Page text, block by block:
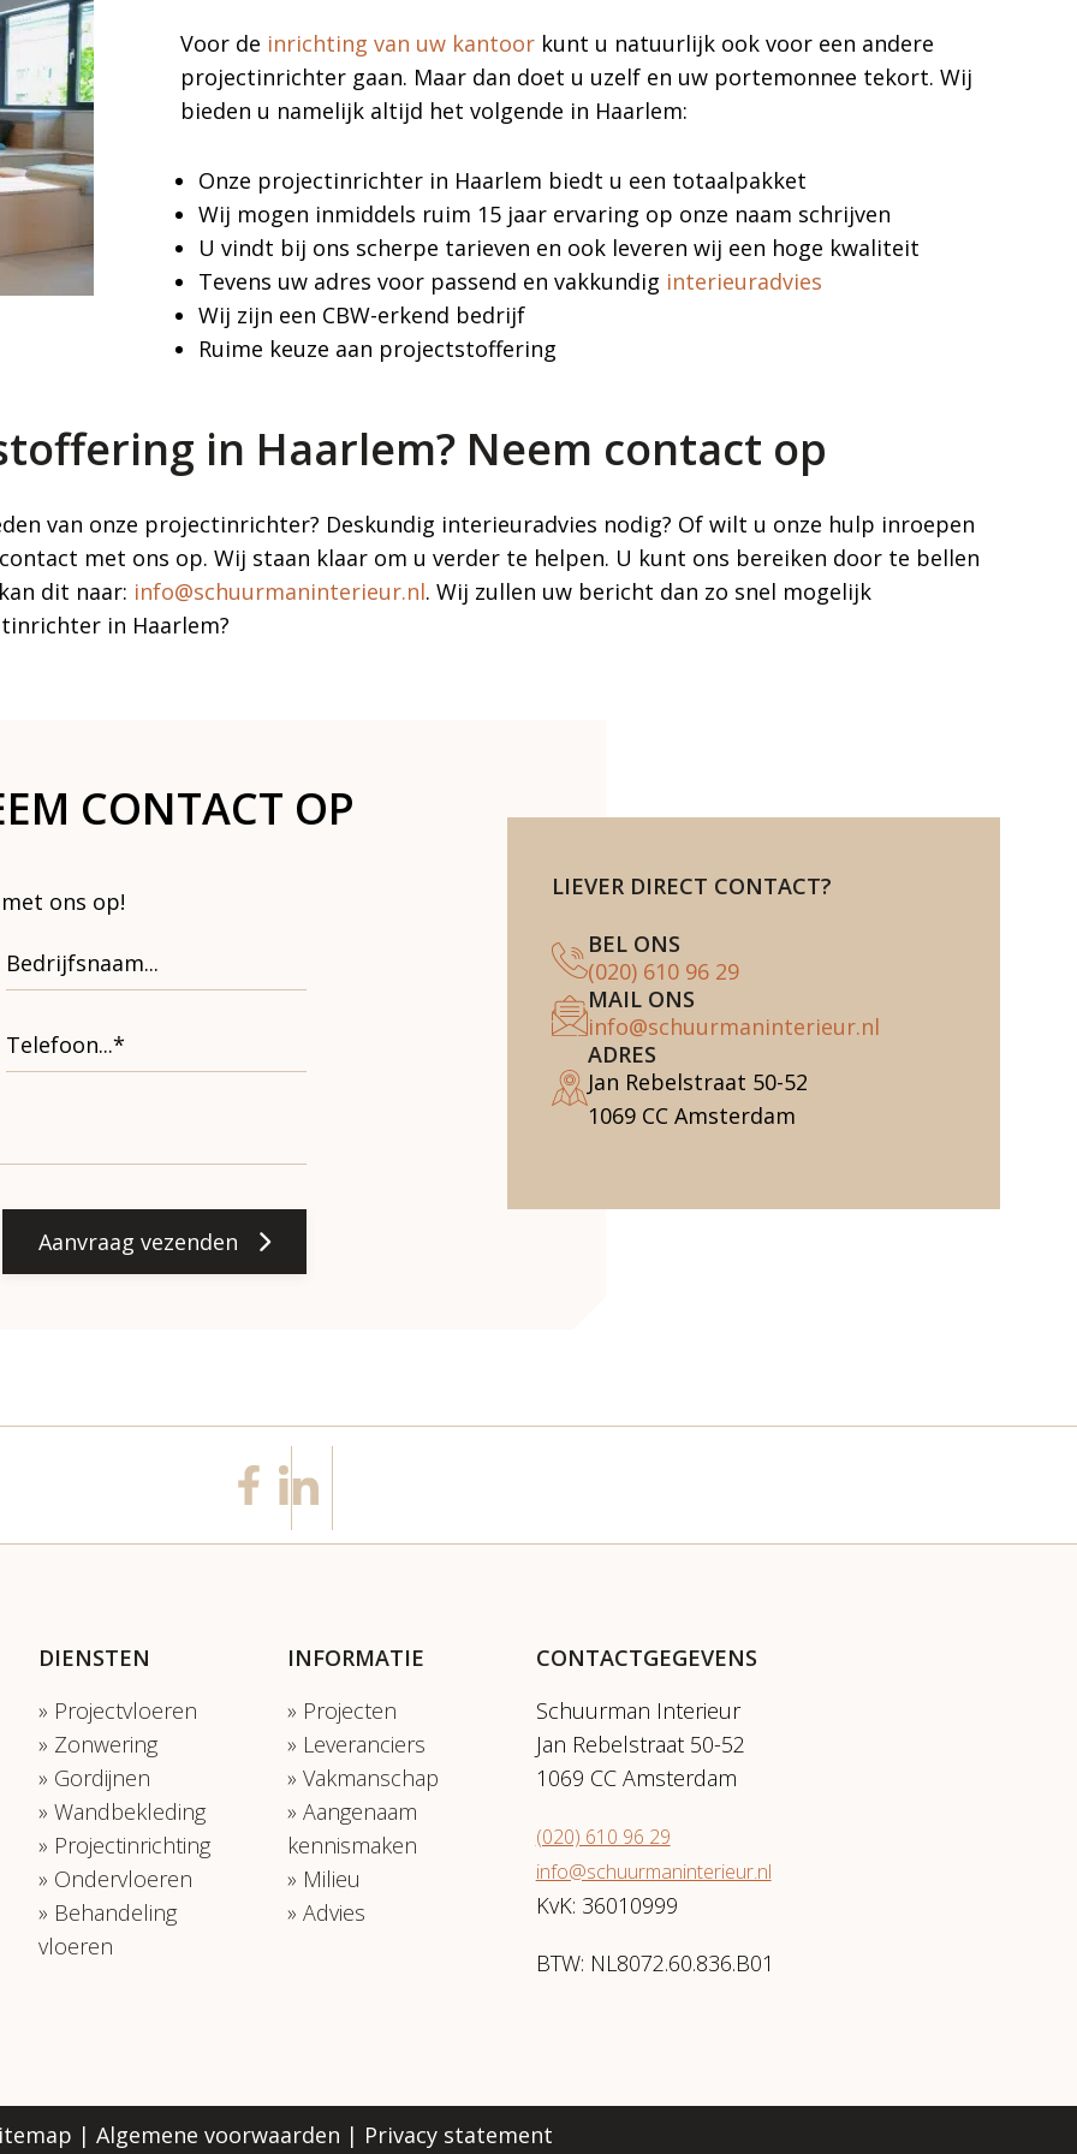
Voor de inrichting van uw kantoor kunt u natuurlijk ook voor een andere
projectinrichter gaan. Maar dan doet u uzelf en uw portemonnee tekort. Wij
bieden u namelijk altijd het volgende in Haarlem:
Onze projectinrichter in Haarlem biedt u een totaalpakket
Wij mogen inmiddels ruim 15 jaar ervaring op onze naam schrijven
U vindt bij ons scherpe tarieven en ook leveren wij een hoge kwaliteit
Tevens uw adres voor passend en vakkundig interieuradvies
Wij zijn een CBW-erkend bedrijf
Ruime keuze aan projectstoffering
in Haarlem? Neem contact op
van onze projectinrichter? Deskundig interieuradvies nodig? Of wilt u onze hulp inroepen
met ons op. Wij staan klaar om u verder te helpen. U kunt ons bereiken door te bellen
dit naar: info@schuurmaninterieur.nl. Wij zullen uw bericht dan zo snel mogelijk
in Haarlem?
CONTACT OP
ons op!
Aanvraag vezenden
LIEVER DIRECT CONTACT?
BEL ONS
(020) 610 96 29
MAIL ONS
info@schuurmaninterieur.nl
ADRES
Jan Rebelstraat 50-52
1069 CC Amsterdam
DIENSTEN
Projectvloeren
Zonwering
Gordijnen
Wandbekleding
Projectinrichting
Ondervloeren
Behandeling
vloeren
INFORMATIE
Projecten
Leveranciers
Vakmanschap
Aangenaam
kennismaken
Milieu
Advies
CONTACTGEGEVENS
Schuurman Interieur
Jan Rebelstraat 50-52
1069 CC Amsterdam
(020) 610 96 29
info@schuurmaninterieur.nl
KvK: 36010999
BTW: NL8072.60.836.B01
| Algemene voorwaarden | Privacy statement